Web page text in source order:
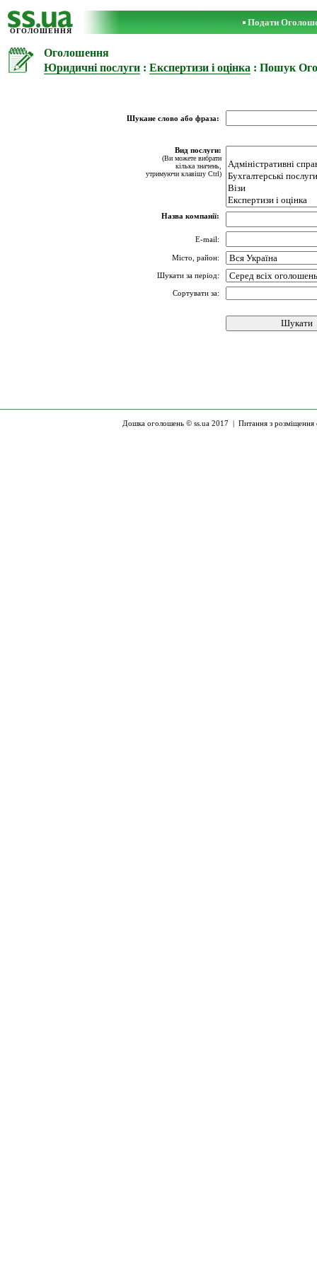
ОГОЛОШЕННЯ
Подати
Оголошення
Юридичні послуги : Експертизи і оцінка : Пошук
Шукане слово або фраза:
Вид послуги:
(Ви можете вибрати
кілька значень,
утримуючи клавішу Ctrl)
Назва компанії:
E-mail:
Місто, район:
Шукати за період:
Сортувати за:
Дошка оголошень © ss.ua 2017 | Питання з